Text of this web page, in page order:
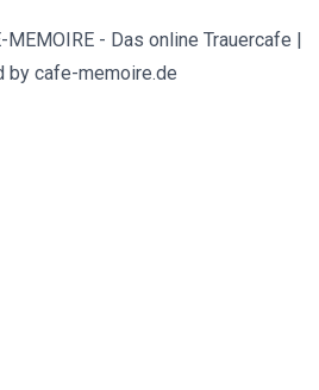
- Das online Trauercafe |
by cafe-memoire.de